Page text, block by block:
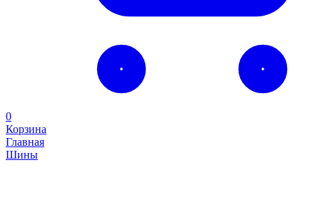
0
Корзина
Главная
Шины